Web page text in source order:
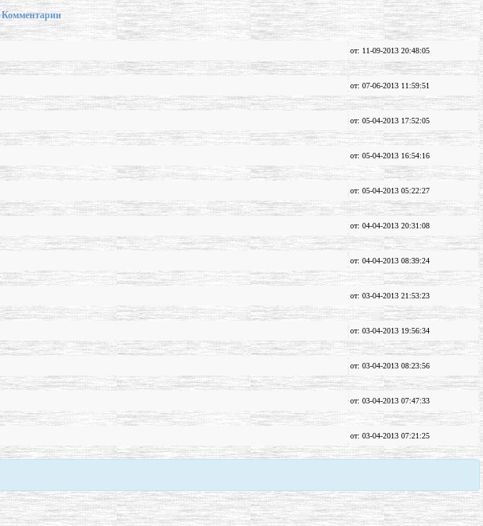
Комментарии
от: 11-09-2013 20:48:05
от: 07-06-2013 11:59:51
от: 05-04-2013 17:52:05
от: 05-04-2013 16:54:16
от: 05-04-2013 05:22:27
от: 04-04-2013 20:31:08
от: 04-04-2013 08:39:24
от: 03-04-2013 21:53:23
от: 03-04-2013 19:56:34
от: 03-04-2013 08:23:56
от: 03-04-2013 07:47:33
от: 03-04-2013 07:21:25